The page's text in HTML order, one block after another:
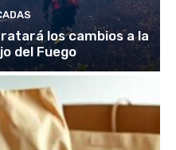
los cambios a la
del Fuego